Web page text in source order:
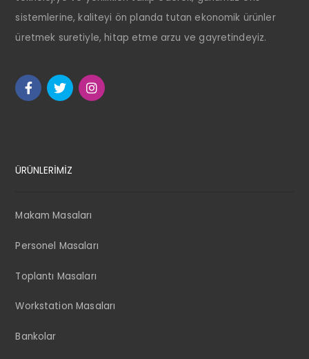
sistemlerine, kaliteyi ön planda tutan ekonomik ürünler
üretmek suretiyle, hitap etme arzu ve gayretindeyiz.
ÜRÜNLERİMİZ
Makam Masaları
Personel Masaları
Toplantı Masaları
Workstation Masaları
Bankolar